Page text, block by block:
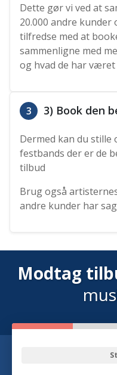
Dette gør vi ved at
20.000 andre
tilfredse med at
sammenligne med
og hvad de har
3 3) Book den
Dermed kan du
festbands der er de
tilbud
Brug også
andre kunder har
Modtag